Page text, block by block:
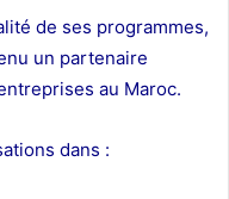
de ses programmes,
un partenaire
au Maroc.
dans :